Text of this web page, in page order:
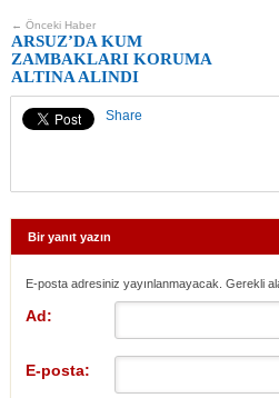
← Önceki Haber
ARSUZ’DA KUM
ZAMBAKLARI KORUMA
ALTINA ALINDI
Share
Bir yanıt yazın
E-posta adresiniz yayınlanmayacak. Gerekli
Ad:
E-posta: